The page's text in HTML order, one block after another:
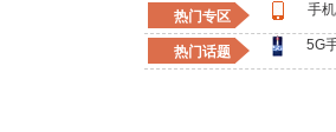
热门专区 手机
热门话题 5G